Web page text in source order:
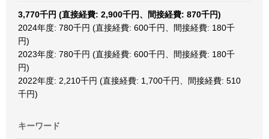
3,770千円 (直接経費: 2,900千円、間接経費: 870千円)
2024年度: 780千円 (直接経費: 600千円、間接経費: 180千
円)
2023年度: 780千円 (直接経費: 600千円、間接経費: 180千
円)
2022年度: 2,210千円 (直接経費: 1,700千円、間接経費: 510
千円)
キーワード